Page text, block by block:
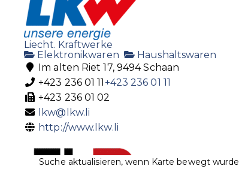
Liecht. Kraftwerke
Elektronikwaren
Haushaltswaren
Im alten Riet 17, 9494 Schaan
+423 236 01 11+423 236 01 11
+423 236 01 02
lkw@lkw.li
http://www.lkw.li
Suche aktualisieren, wenn Karte bewegt wurde